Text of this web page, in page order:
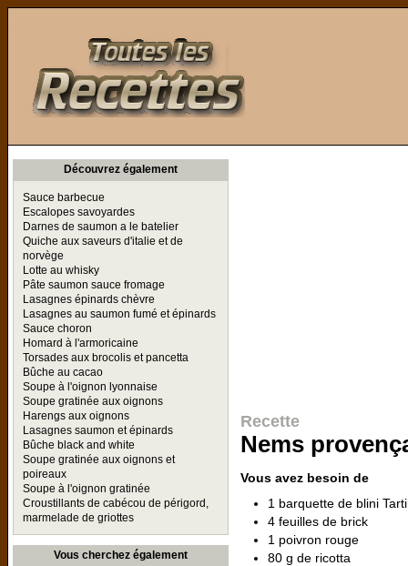
Découvrez également
Sauce barbecue
Escalopes savoyardes
Darnes de saumon a le batelier
Quiche aux saveurs d'italie et de
norvège
Lotte au whisky
Pâte saumon sauce fromage
Lasagnes épinards chèvre
Lasagnes au saumon fumé et épinards
Sauce choron
Homard à l'armoricaine
Torsades aux brocolis et pancetta
Bûche au cacao
Soupe à l'oignon lyonnaise
Soupe gratinée aux oignons
Harengs aux oignons
Lasagnes saumon et épinards
Bûche black and white
Soupe gratinée aux oignons et
poireaux
Soupe à l'oignon gratinée
Croustillants de cabécou de périgord,
marmelade de griottes
Vous cherchez également
Recette
Nems
Vous avez besoin de
1 barquette de blini
4 feuilles de brick
1 poivron rouge
80 g de ricotta